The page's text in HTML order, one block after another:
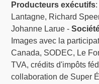
Producteurs exécutifs
Lantagne, Richard
Johanne Larue -
Images avec la
Canada, SODEC, Le
TVA, crédits d'impôts
collaboration de Super